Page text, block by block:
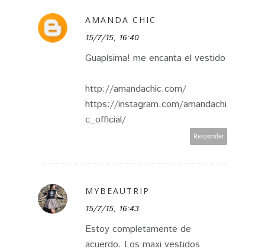
AMANDA CHIC
15/7/15, 16:40
Guapísima! me encanta el vestido
http://amandachic.com/
https://instagram.com/amandachi
c_official/
Responder
MYBEAUTRIP
15/7/15, 16:43
Estoy completamente de
acuerdo. Los maxi vestidos